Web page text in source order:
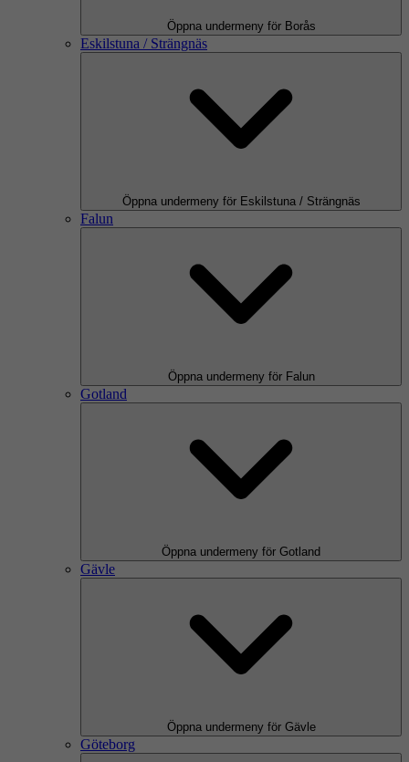
Öppna undermeny för Borås
Eskilstuna / Strängnäs
Öppna undermeny för Eskilstuna / Strängnäs
Falun
Öppna undermeny för Falun
Gotland
Öppna undermeny för Gotland
Gävle
Öppna undermeny för Gävle
Göteborg